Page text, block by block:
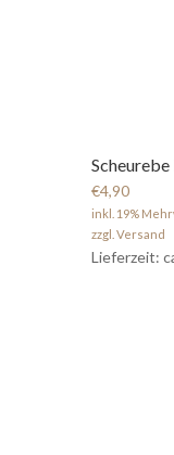
€4,90
inkl. 19%
zzgl. Versand
Lieferzeit: